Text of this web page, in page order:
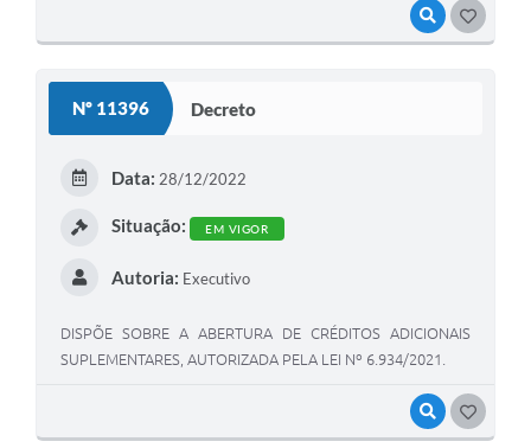
VISUALIZAR
Nº 11396 Decreto
VISUALIZAR
Data: 28/12/2022
Situação: EM VIGOR
Autoria: Executivo
DISPÕE SOBRE A ABERTURA DE CRÉDITOS ADICIONAIS
SUPLEMENTARES, AUTORIZADA PELA LEI Nº 6.934/2021.